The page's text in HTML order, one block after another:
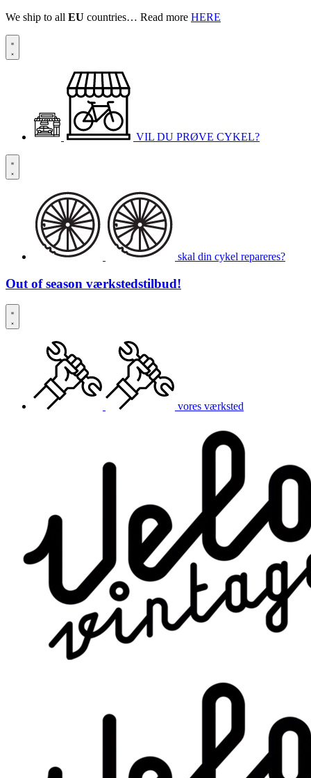
We ship to all EU countries… Read more HERE
VIL DU PRØVE CYKEL?
skal din cykel repareres?
Out of season værkstedstilbud!
vores værksted